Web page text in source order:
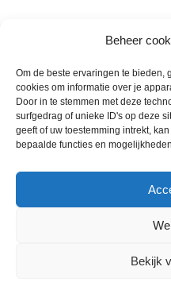
Beheer
Om de beste ervaringen te
cookies om informatie over je
Door in te stemmen met deze
surfgedrag of unieke ID's op deze
geeft of uw toestemming intrekt,
bepaalde functies en
Bekijk
Wie zijn wij
Contact met onze inkoop
Klantenservice
Annuleer & Retourbeleid
Wij gebruiken